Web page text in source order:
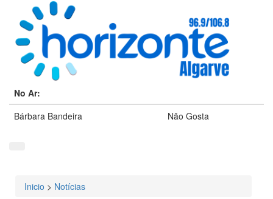
No Ar:
Bárbara Bandeira
Não Gosta
Inicio > Notícias